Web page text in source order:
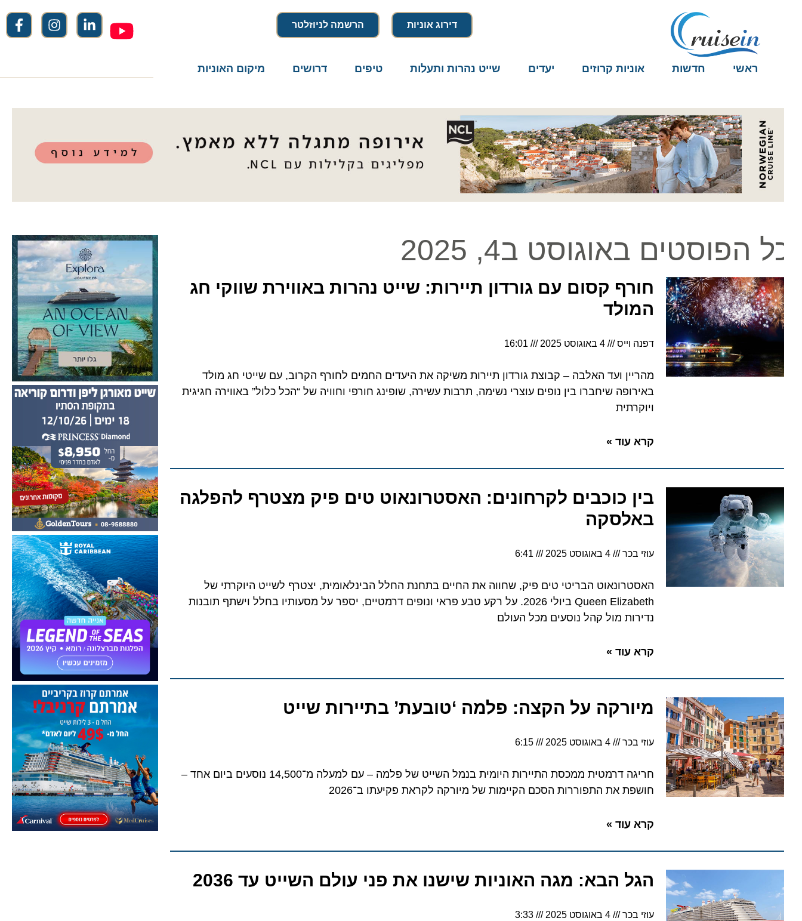
הרשמה לניוזלטר דירוג אוניות
ראשי חדשות אוניות קרוזים יעדים שייט נהרות ותעלות טיפים דרושים מיקום האוניות
הפוסטים באוגוסט ב4, 2025
חורף קסום עם גורדון תיירות: שייט נהרות באווירת שווקי חג
המולד
דפנה וייס 4 באוגוסט 2025 16:01
מהריין ועד האלבה – קבוצת גורדון תיירות משיקה את היעדים החמים לחורף הקרוב, עם שייטי חג מולד
באירופה שיחברו בין נופים עוצרי נשימה, תרבות עשירה, שופינג חורפי וחוויה של “הכל כלול” באווירה חגיגית
ויוקרתית
קרא עוד »
בין כוכבים לקרחונים: האסטרונאוט טים פיק מצטרף להפלגה
באלסקה
עוזי בכר 4 באוגוסט 2025 6:41
האסטרונאוט הבריטי טים פיק, שחווה את החיים בתחנת החלל הבינלאומית, יצטרף לשייט היוקרתי של
Queen Elizabeth ביולי 2026. על רקע טבע פראי ונופים דרמטיים, יספר על מסעותיו בחלל וישתף תובנות
נדירות מול קהל נוסעים מכל העולם
קרא עוד »
מיורקה על הקצה: פלמה ‘טובעת’ בתיירות שייט
עוזי בכר 4 באוגוסט 2025 6:15
חריגה דרמטית ממכסת התיירות היומית בנמל השייט של פלמה – עם למעלה מ־14,500 נוסעים ביום אחד –
חושפת את התפוררות הסכם הקיימות של מיורקה לקראת פקיעתו ב־2026
קרא עוד »
הגל הבא: מגה האוניות שישנו את פני עולם השייט עד 2036
עוזי בכר 4 באוגוסט 2025 3:33